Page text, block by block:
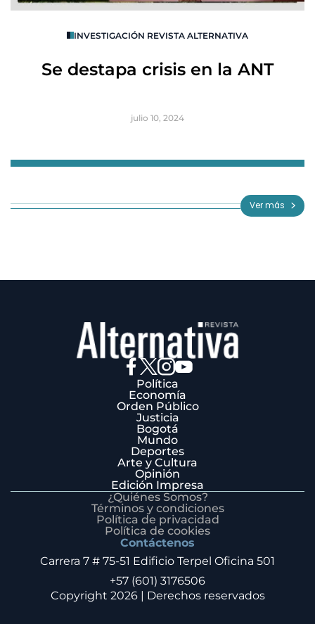
INVESTIGACIÓN REVISTA ALTERNATIVA
Se destapa crisis en la ANT
julio 10, 2024
3
Ver más
Política
Economía
Orden Público
Justicia
Bogotá
Mundo
Deportes
Arte y Cultura
Opinión
Edición Impresa
¿Quiénes Somos?
Términos y condiciones
Política de privacidad
Política de cookies
Contáctenos
Carrera 7 # 75-51 Edificio Terpel Oficina 501
+57 (601) 3176506
Copyright 2026 | Derechos reservados